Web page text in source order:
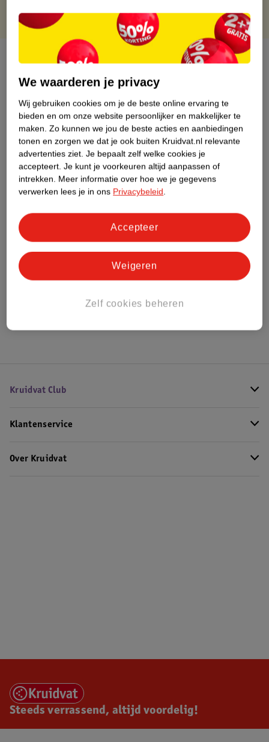
Over dit product
Productinformatie
Nature Impact Score
Dit product heeft (nog) geen Nature
Impact Score.
Meer informatie
Bestel & Bezorginformatie
Bekijk ook
Kruidvat Club
Klantenservice
Over Kruidvat
Steeds verrassend, altijd voordelig!
We waarderen je privacy
Wij gebruiken cookies om je de beste online ervaring te
bieden en om onze website persoonlijker en makkelijker te
maken. Zo kunnen we jou de beste acties en aanbiedingen
tonen en zorgen we dat je ook buiten Kruidvat.nl relevante
advertenties ziet. Je bepaalt zelf welke cookies je
accepteert. Je kunt je voorkeuren altijd aanpassen of
intrekken. Meer informatie over hoe we je gegevens
verwerken lees je in ons Privacybeleid.
Zelf cookies beheren
Weigeren
Accepteer